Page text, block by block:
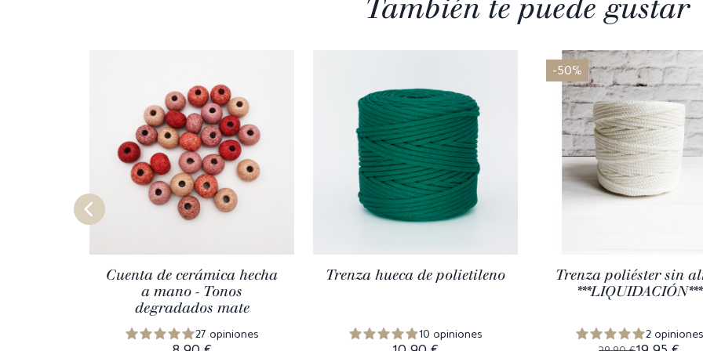
También te puede gustar
Cuenta de cerámica hecha
a mano - Tonos
degradados mate
27 opiniones
Trenza hueca de polietileno
10 opiniones
-50%
Trenza poliéster sin
***LIQUIDACIÓN***
2 opiniones